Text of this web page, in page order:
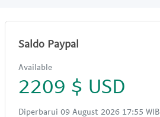
Saldo Paypal
Available
2209 $ USD
Diperbarui 09 August 2026 17:55 WIB